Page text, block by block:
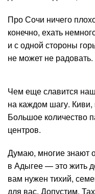
Про Сочи ничего
конечно, ехать
и с одной стороны
не может не радовать.
Чем еще славится
на каждом шагу.
Большое количество
центров.
Думаю, многие знают
в Адыгее — это жить
вам нужен тихий,
для вас. Допустим,